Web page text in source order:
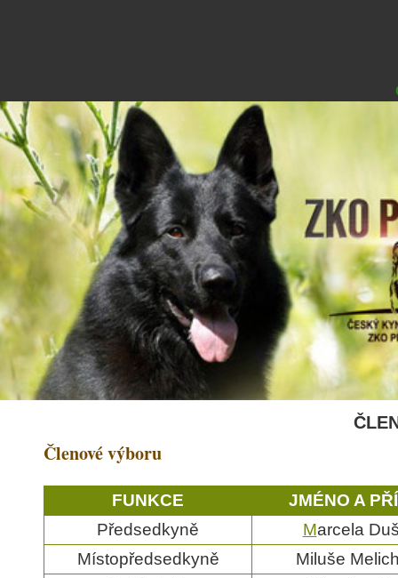
Členové výboru
FUNKCE
JMÉNO A
Předsedkyně
Marcela
Místopředsedkyně
Miluše